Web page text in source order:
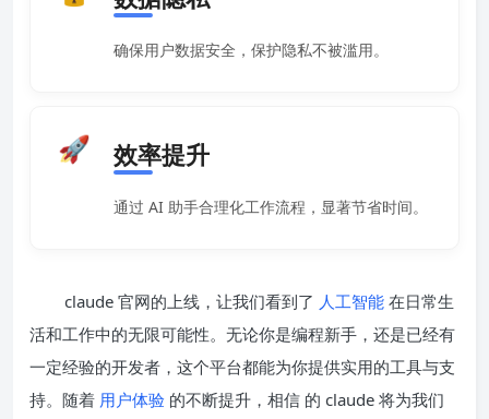
确保用户数据安全，保护隐私不被滥用。
🚀 效率提升
通过 AI 助手合理化工作流程，显著节省时间。
claude 官网的上线，让我们看到了 人工智能 在日常生
活和工作中的无限可能性。无论你是编程新手，还是已经有
一定经验的开发者，这个平台都能为你提供实用的工具与支
持。随着 用户体验 的不断提升，相信 的 claude 将为我们